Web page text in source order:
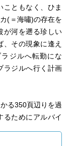
こともなく、ひま
(＝海嘯)の存在を
が河を遡る珍しい
その現象に逢え
ジルへ転勤にな
ラジルへ行く計画
る350頁辺りを過
るためにアルバイ
でネタてんこ盛